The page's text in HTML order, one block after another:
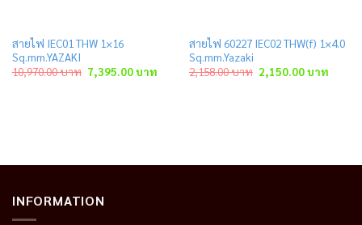
สายไฟ IEC01 THW 1×16
Sq.mm.YAZAKI
10,970.00บาท Original
price
7,395.00บาทCurrent
price
สายไฟ 60227 IEC02 THW(f) 1×4.0
Sq.mm.Yazaki
2,158.00บาท Original
price
2,150.00บาท
price
INFORMATION